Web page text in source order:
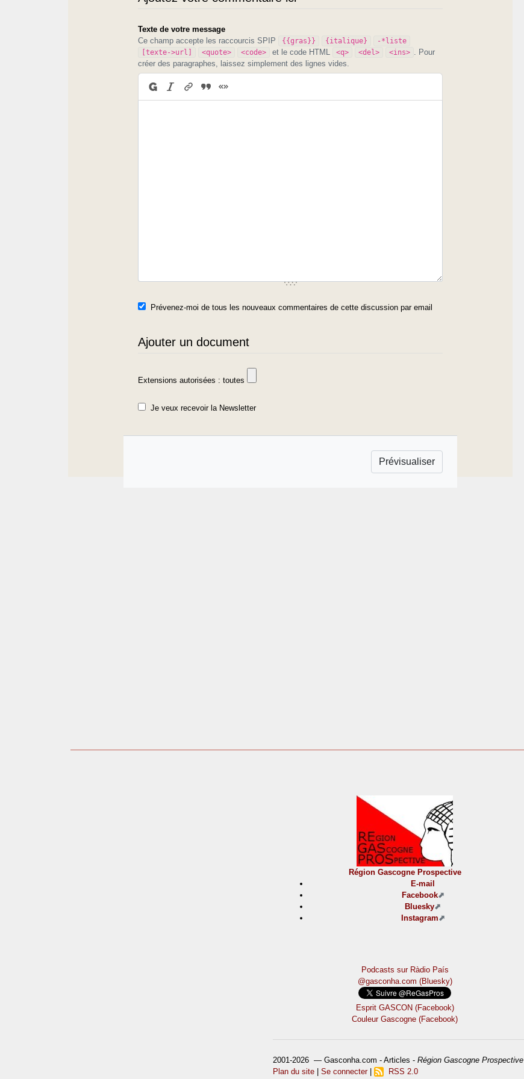
Texte de votre message
Ce champ accepte les raccourcis SPIP
{{gras}} {italique}
-*liste
[texte->url]
<quote> <code> et le code HTML <q> <del> <ins>
. Pour
créer des paragraphes, laissez simplement des lignes vides.
Prévenez-moi de tous les nouveaux commentaires de cette discussion par email
Ajouter un document
Extensions autorisées : toutes
Je veux recevoir la Newsletter
Région Gascogne Prospective
E-mail
Facebook
Bluesky
Instagram
Podcasts sur Ràdio País
@gasconha.com (Bluesky)
Esprit GASCON (Facebook)
Couleur Gascogne (Facebook)
2001-2026 — Gasconha.com - Articles - Région Gascogne Prospective
Plan du site
Se connecter| RSS 2.0